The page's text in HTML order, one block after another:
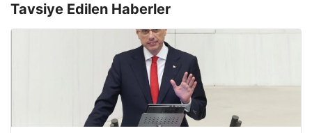
Tavsiye Edilen Haberler